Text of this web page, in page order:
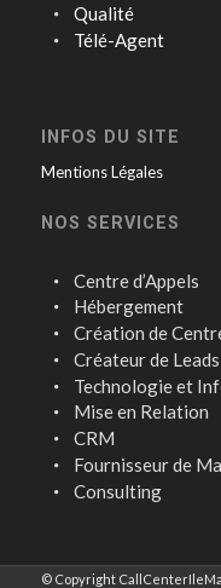
Qualité
Télé-Agent
INFOS DU SITE
Mentions Légales
NOS SERVICES
Centre d’Appels
Hébergement
Création de
Créateur de Leads
Technologie et
Mise en Relation
CRM
Fournisseur de
Consulting
© Copyright